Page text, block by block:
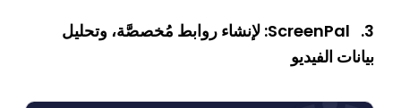
3. ScreenPal: لإنشاء روابط مُخصصَّة، وتحليل
بيانات الفيديو